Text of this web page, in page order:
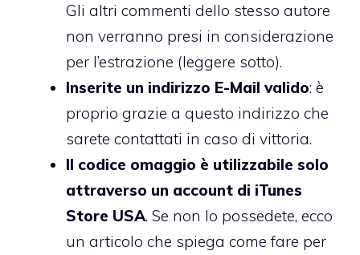
Gli altri commenti dello stesso autore
non verranno presi in considerazione
per l’estrazione (leggere sotto).
Inserite un indirizzo E-Mail valido: è
proprio grazie a questo indirizzo che
sarete contattati in caso di vittoria.
Il codice omaggio è utilizzabile solo
attraverso un account di iTunes
Store USA. Se non lo possedete, ecco
un articolo che spiega come fare per